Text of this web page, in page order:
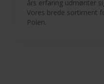
års erfaring udmønter
Vores brede sortiment
Polen.